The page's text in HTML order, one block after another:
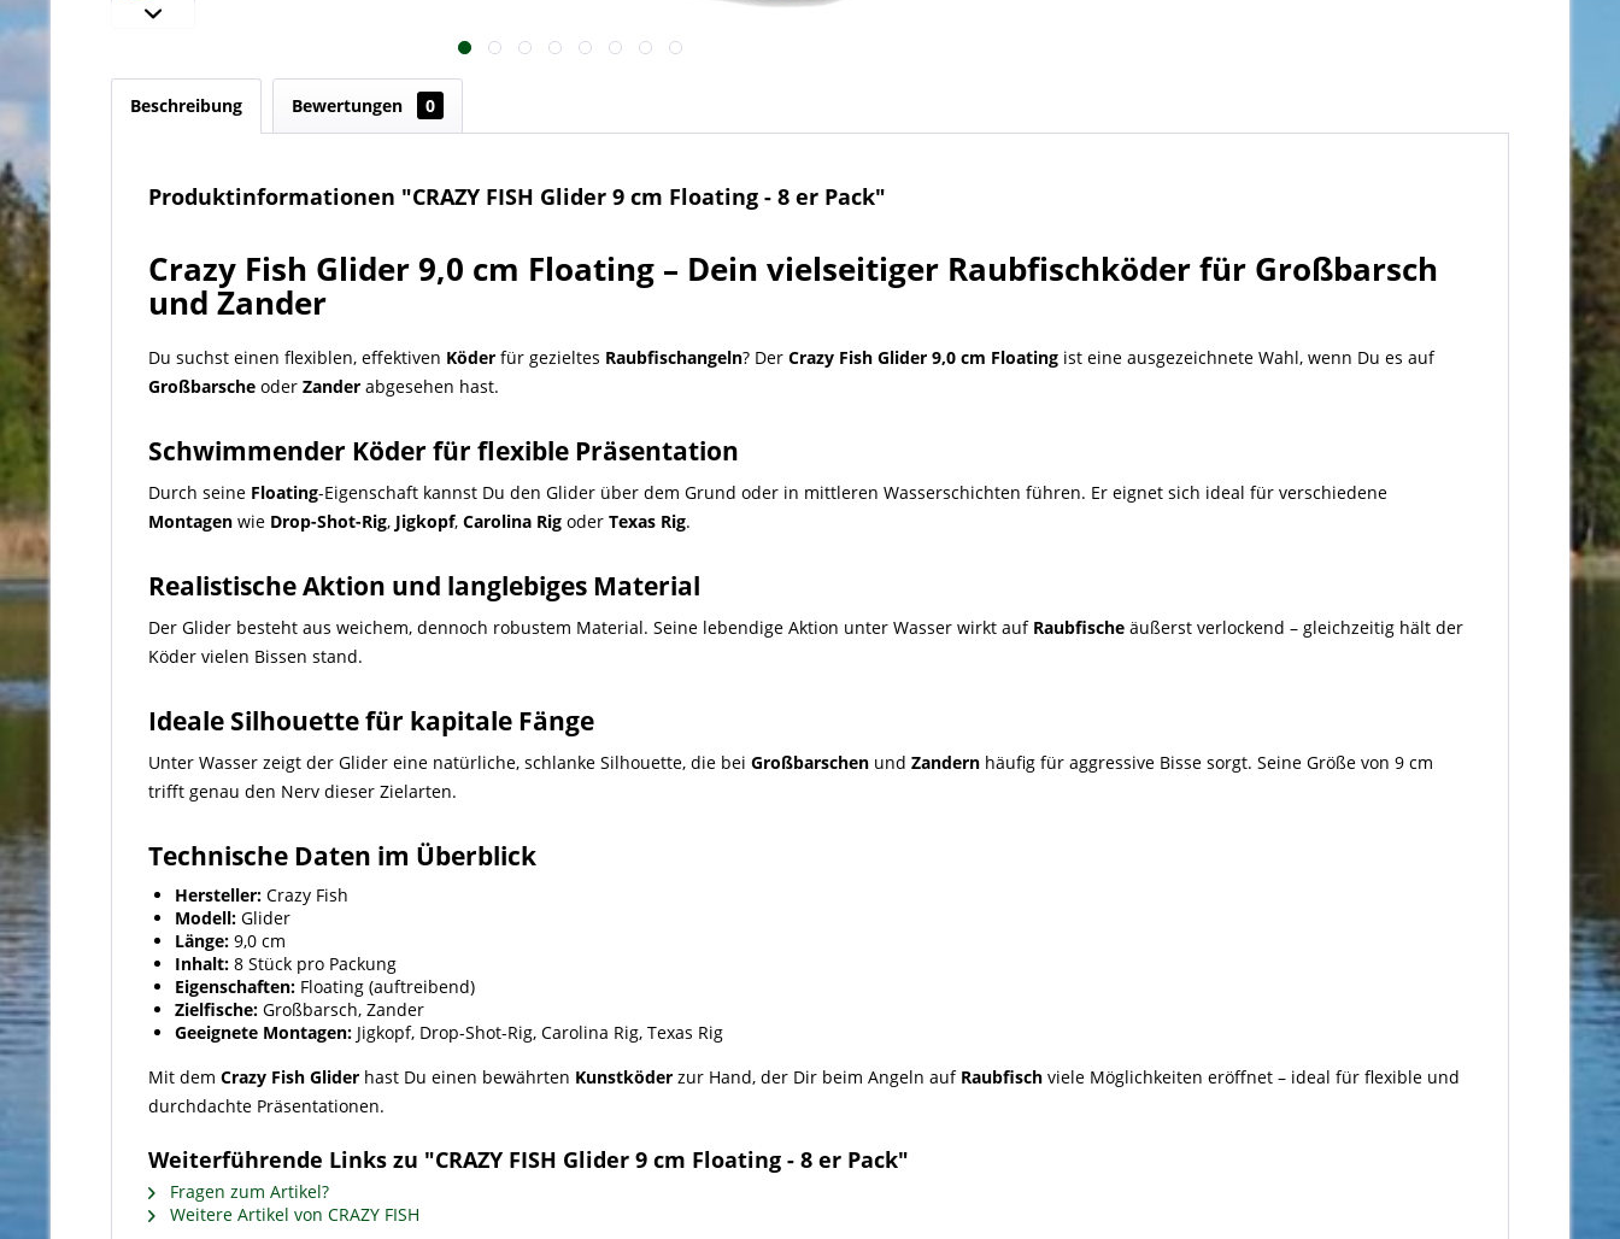
Beschreibung Bewertungen 0
Produktinformationen "CRAZY FISH Glider 9 cm Floating - 8 er Pack"
Crazy Fish Glider 9,0 cm Floating – Dein vielseitiger Raubfischköderfür Großbarsch
und Zander
Du suchst einen flexiblen, effektiven Köder für gezieltes Raubfischangeln? Der Crazy Fish Glider 9,0 cm Floating ist eine ausgezeichnete Wahl, wenn Du es auf
Großbarsche oder Zander abgesehen hast.
Schwimmender Köder für flexible Präsentation
Durch seine Floating-Eigenschaft kannst Du den Glider über dem Grund oder in mittleren Wasserschichten führen. Er eignet sich ideal für verschiedene
Montagen wie Drop-Shot-Rig, Jigkopf, Carolina Rig oder Texas Rig.
Realistische Aktion und langlebiges Material
Der Glider besteht aus weichem, dennoch robustem Material. Seine lebendige Aktion unter Wasser wirkt auf Raubfische äußerst verlockend – gleichzeitig hält der
Köder vielen Bissen stand.
Ideale Silhouette für kapitale Fänge
Unter Wasser zeigt der Glider eine natürliche, schlanke Silhouette, die bei Großbarschen und Zandern häufig für aggressive Bisse sorgt. Seine Größe von 9 cm
trifft genau den Nerv dieser Zielarten.
Technische Daten im Überblick
Hersteller: Crazy Fish
Modell: Glider
Länge: 9,0 cm
Inhalt: 8 Stück pro Packung
Eigenschaften: Floating (auftreibend)
Zielfische: Großbarsch, Zander
Geeignete Montagen: Jigkopf, Drop-Shot-Rig, Carolina Rig, Texas Rig
Mit dem Crazy Fish Glider hast Du einen bewährten Kunstköder zur Hand, der Dir beim Angeln auf Raubfisch viele Möglichkeiten eröffnet – ideal für flexible und
durchdachte Präsentationen.
Weiterführende Links zu "CRAZY FISH Glider 9 cm Floating - 8 er Pack"
Fragen zum Artikel?
Weitere Artikel von CRAZY FISH